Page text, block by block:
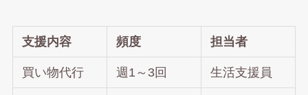
支援内容 頻度 担当者
買い物代行 週1～3回 生活支援員